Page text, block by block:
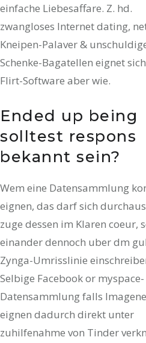
einfache Liebesaffare. Z. hd.
zwangloses Internet dating,
Kneipen-Palaver &
Schenke-Bagatellen eignet
Flirt-Software aber wie.
Ended up being
solltest respons
bekannt sein?
Wem eine Datensammlung
eignen, das darf sich
zuge dessen im Klaren coeur,
einander dennoch uber dm
Zynga-Umrisslinie
Selbige Facebook or myspace-
Datensammlung falls
eignen dadurch direkt unter
zuhilfenahme von Tinder